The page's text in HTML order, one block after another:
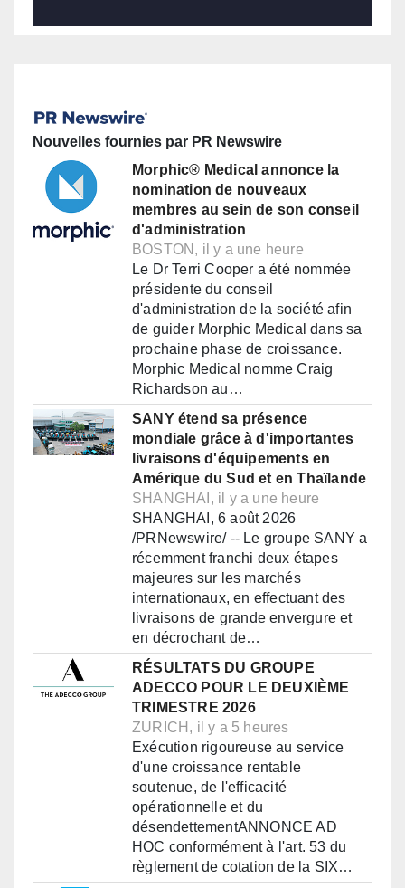
Nouvelles fournies par PR Newswire
Morphic® Medical annonce la
nomination de nouveaux
membres au sein de son conseil
d'administration
BOSTON, il y a une heure
Le Dr Terri Cooper a été nommée
présidente du conseil
d'administration de la société afin
de guider Morphic Medical dans sa
prochaine phase de croissance.
Morphic Medical nomme Craig
Richardson au…
SANY étend sa présence
mondiale grâce à d'importantes
livraisons d'équipements en
Amérique du Sud et en Thaïlande
SHANGHAI, il y a une heure
SHANGHAI, 6 août 2026
/PRNewswire/ -- Le groupe SANY a
récemment franchi deux étapes
majeures sur les marchés
internationaux, en effectuant des
livraisons de grande envergure et
en décrochant de…
RÉSULTATS DU GROUPE
ADECCO POUR LE DEUXIÈME
TRIMESTRE 2026
ZURICH, il y a 5 heures
Exécution rigoureuse au service
d'une croissance rentable
soutenue, de l'efficacité
opérationnelle et du
désendettementANNONCE AD
HOC conformément à l'art. 53 du
règlement de cotation de la SIX…